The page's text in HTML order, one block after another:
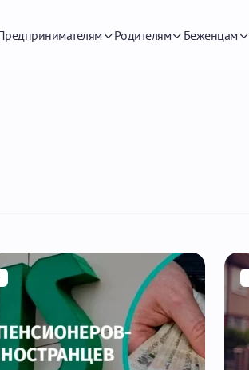
Родителям Беженцам